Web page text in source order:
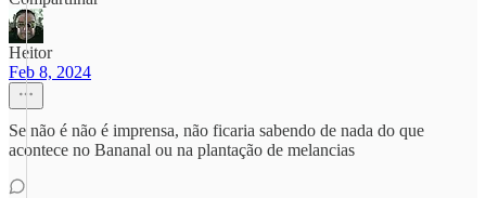
Heitor
Feb 8, 2024
Se não é não é imprensa, não ficaria sabendo de nada do que
acontece no Bananal ou na plantação de melancias